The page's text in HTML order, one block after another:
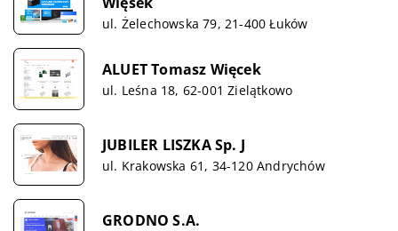
ul. Żelechowska 79, 21-400 Łuków
ALUET Tomasz Więcek
ul. Leśna 18, 62-001 Zielątkowo
JUBILER LISZKA Sp. J
ul. Krakowska 61, 34-120 Andrychów
GRODNO S.A.